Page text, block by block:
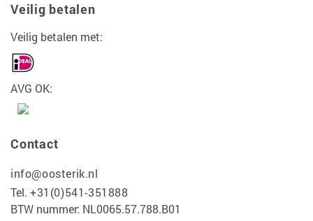
Veilig betalen
Veilig betalen met:
AVG OK:
Contact
info@oosterik.nl
Tel. +31(0)541-351888
BTW nummer: NL0065.57.788.B01